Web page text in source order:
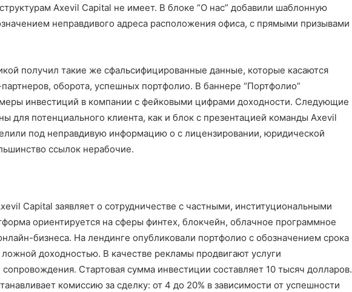
Axevil Capital не имеет. В блоке “О нас” добавили шаблонную
неправдивого адреса расположения офиса, с прямыми призывами
получил такие же сфальсифицированные данные, которые касаются
оборота, успешных портфолио. В баннере “Портфолио”
инвестиций в компании с фейковыми цифрами доходности. Следующие
для потенциального клиента, как и блок с презентацией команды Axevil
под неправдивую информацию о с лицензировании, юридической
ссылок нерабочие.
Capital заявляет о сотрудничестве с частными, институциональными
ориентируется на сферы финтех, блокчейн, облачное программное
бизнеса. На лендинге опубликовали портфолио с обозначением срока
ложной доходностью. В качестве рекламы продвигают услуги
сопровождения. Стартовая сумма инвестиции составляет 10 тысяч долларов.
комиссию за сделку: от 4 до 20% в зависимости от успешности